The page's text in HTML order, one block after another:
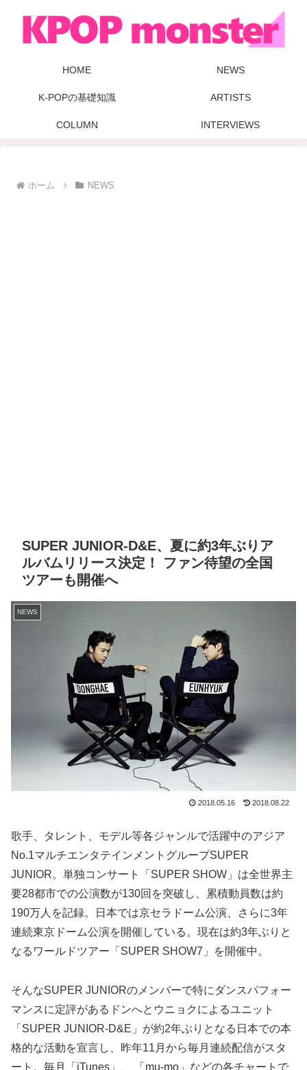
HOME NEWS
K-POPの基礎知識 ARTISTS
COLUMN INTERVIEWS
ホーム NEWS
SUPER JUNIOR-D&E、夏に約3年ぶりア
ルバムリリース決定！ ファン待望の全国
ツアーも開催へ
NEWS
2018.05.16 2018.08.22
歌手、タレント、モデル等各ジャンルで活躍中のアジア
No.1マルチエンタテインメントグループSUPER
JUNIOR。単独コンサート「SUPER SHOW」は全世界主
要28都市での公演数が130回を突破し、累積動員数は約
190万人を記録。日本では京セラドーム公演、さらに3年
連続東京ドーム公演を開催している。現在は約3年ぶりと
なるワールドツアー「SUPER SHOW7」を開催中。
そんなSUPER JUNIORのメンバーで特にダンスパフォー
マンスに定評があるドンへとウニョクによるユニット
「SUPER JUNIOR-D&E」が約2年ぶりとなる日本での本
格的な活動を宣言し、昨年11月から毎月連続配信がスタ
ート。毎月「iTunes」、 「mu-mo」などの各チャートで